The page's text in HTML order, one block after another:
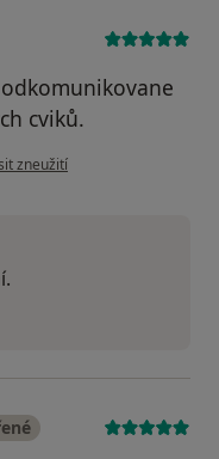
cviků.
uživatele Jakub
zneužití